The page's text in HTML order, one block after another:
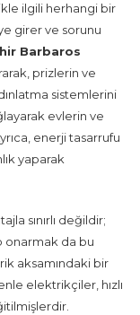
ilgili herhangi bir
girer ve sorunu
Barbaros
prizlerin ve
sistemlerini
evlerin ve
enerji tasarrufu
yaparak
sınırlı değildir;
onarmak da bu
aksamındaki bir
elektrikçiler, hızlı